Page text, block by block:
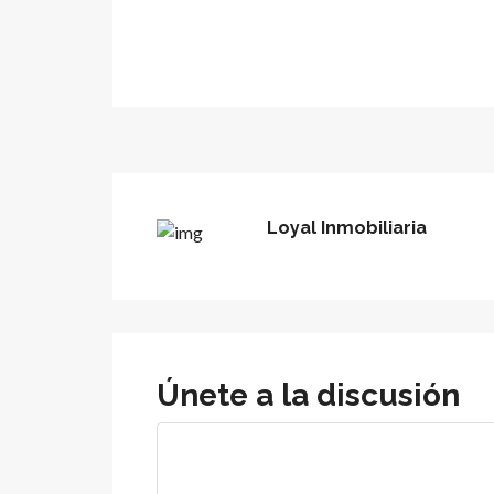
Loyal Inmobiliaria
Únete a la discusión